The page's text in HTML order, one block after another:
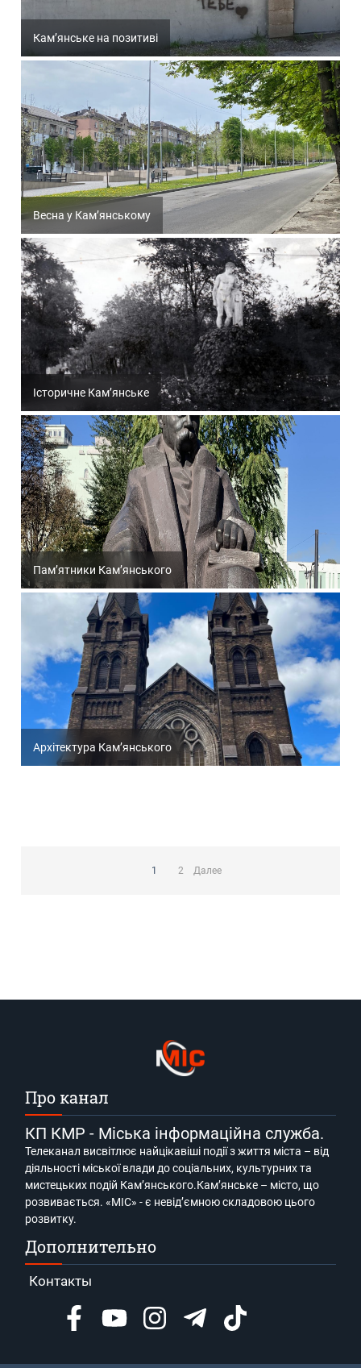
Кам’янське на позитиві
Весна у Кам’янському
Історичне Кам’янське
Пам’ятники Кам’янського
Архітектура Кам’янського
1 2 Далее
Про канал
КП КМР - Міська інформаційна служба.
Телеканал висвітлює найцікавіші події з життя міста – від
діяльності міської влади до соціальних, культурних та
мистецьких подій Кам’янського.Кам’янське – місто, що
розвивається. «МІС» - є невід’ємною складовою цього
розвитку.
Дополнительно
Контакты